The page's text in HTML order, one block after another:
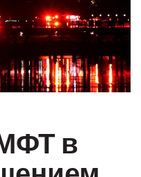
в